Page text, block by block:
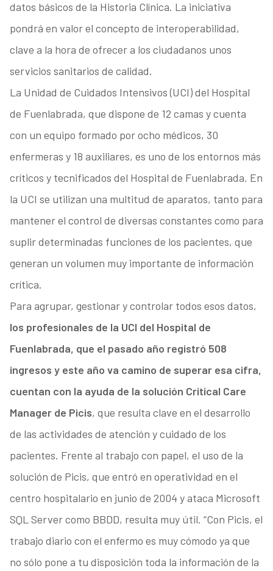
datos básicos de la Historia Clínica. La iniciativa
pondrá en valor el concepto de interoperabilidad,
clave a la hora de ofrecer a los ciudadanos unos
servicios sanitarios de calidad.
La Unidad de Cuidados Intensivos (UCI) del Hospital
de Fuenlabrada, que dispone de 12 camas y cuenta
con un equipo formado por ocho médicos, 30
enfermeras y 18 auxiliares, es uno de los entornos más
críticos y tecnificados del Hospital de Fuenlabrada. En
la UCI se utilizan una multitud de aparatos, tanto para
mantener el control de diversas constantes como para
suplir determinadas funciones de los pacientes, que
generan un volumen muy importante de información
crítica.
Para agrupar, gestionar y controlar todos esos datos,
los profesionales de la UCI del Hospital de
Fuenlabrada, que el pasado año registró 508
ingresos y este año va camino de superar esa cifra,
cuentan con la ayuda de la solución Critical Care
Manager de Picis, que resulta clave en el desarrollo
de las actividades de atención y cuidado de los
pacientes. Frente al trabajo con papel, el uso de la
solución de Picis, que entró en operatividad en el
centro hospitalario en junio de 2004 y ataca Microsoft
SQL Server como BBDD, resulta muy útil. “Con Picis, el
trabajo diario con el enfermo es muy cómodo ya que
no sólo pone a tu disposición toda la información de la